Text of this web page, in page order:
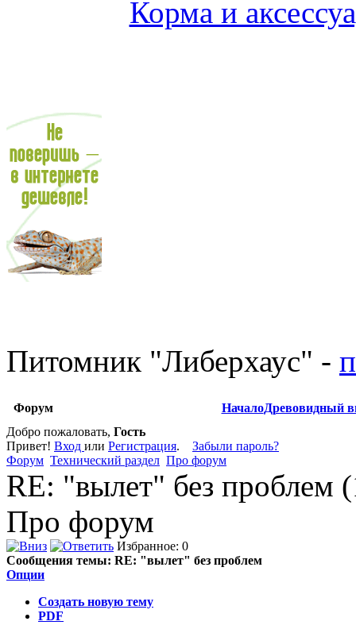
Питомник "Либерхаус" -
Форум НачалоДревовидный
Добро пожаловать, Гость
Привет! Вход или Регистрация. Забыли пароль?
Форум Технический раздел Про форум
RE: "вылет" без проблем
Про форум
Избранное: 0
Сообщения темы: RE: "вылет" без проблем
Опции
Создать новую тему
PDF